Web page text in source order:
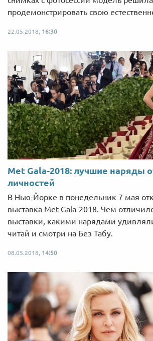
продемонстрировать свою
22.05.2018, 16:30
Met Gala-2018: лучшие наряды
личностей
В Нью-Йорке в понедельник 7 мая
выставка Met Gala-2018. Чем
выставки, какими нарядами
читай и смотри на Без Табу.
08.05.2018, 14:50